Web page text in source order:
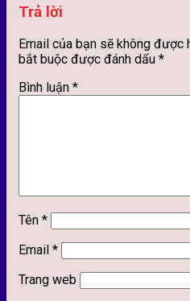
Trả lời
Email của bạn sẽ không được
bắt buộc được đánh dấu *
Bình luận *
Tên *
Email *
Trang web